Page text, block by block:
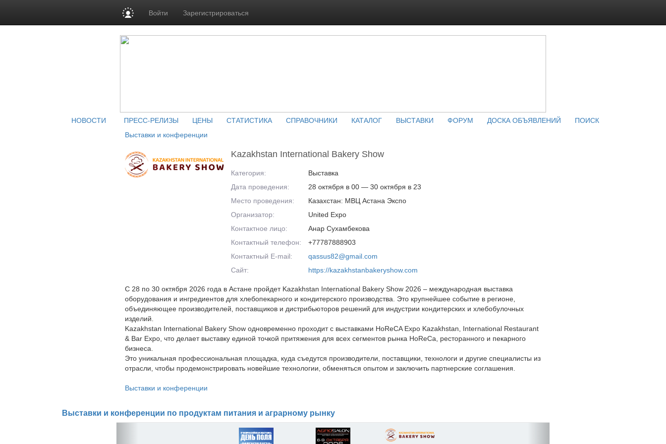
Войти Зарегистрироваться
НОВОСТИ ПРЕСС-РЕЛИЗЫ ЦЕНЫ СТАТИСТИКА СПРАВОЧНИКИ КАТАЛОГ ВЫСТАВКИ ФОРУМ ДОСКА ОБЪЯВЛЕНИЙ ПОИСК
Выставки и конференции
Kazakhstan International Bakery Show
Категория:
Выставка
Дата проведения:
28 октября в 00 — 30 октября в 23
Место проведения:
Казахстан: МВЦ Астана Экспо
Организатор:
United Expo
Контактное лицо:
Анар Сухамбекова
Контактный телефон:
+77787888903
Контактный E-mail:
qassus82@gmail.com
Сайт:
https://kazakhstanbakeryshow.com
С 28 по 30 октября 2026 года в Астане пройдет Kazakhstan International Bakery Show 2026 – международная выставка
оборудования и ингредиентов для хлебопекарного и кондитерского производства. Это крупнейшее событие в регионе,
объединяющее производителей, поставщиков и дистрибьюторов решений для индустрии кондитерских и хлебобулочных
изделий.
Kazakhstan International Bakery Show одновременно проходит с выставками HoReCA Expo Kazakhstan, International Restaurant
& Bar Expo, что делает выставку единой точкой притяжения для всех сегментов рынка HoReCa, ресторанного и пекарного
бизнеса.
Это уникальная профессиональная площадка, куда съедутся производители, поставщики, технологи и другие специалисты из
отрасли, чтобы продемонстрировать новейшие технологии, обменяться опытом и заключить партнерские соглашения.
Выставки и конференции
Выставки и конференции по продуктам питания и аграрному рынку